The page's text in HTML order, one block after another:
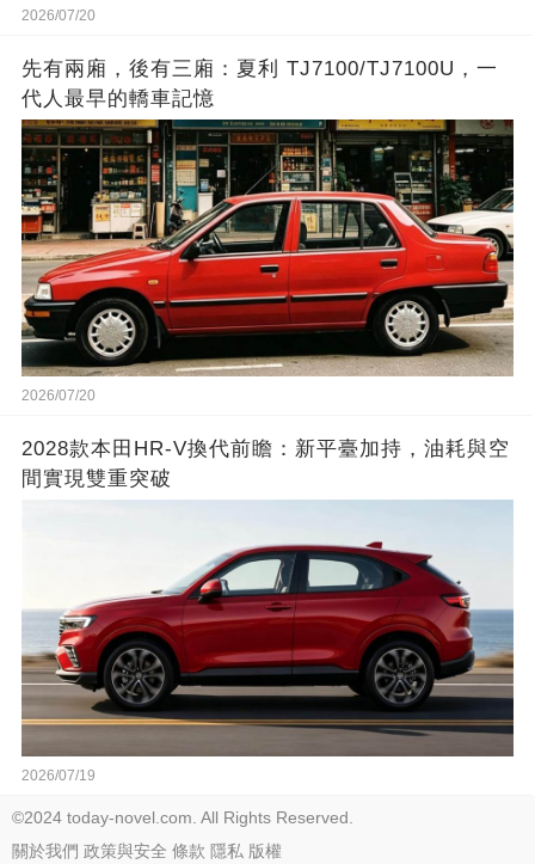
2026/07/20
先有兩廂，後有三廂：夏利 TJ7100/TJ7100U，一
代人最早的轎車記憶
2026/07/20
2028款本田HR-V換代前瞻：新平臺加持，油耗與空
間實現雙重突破
2026/07/19
©2024 today-novel.com. All Rights Reserved.
關於我們 政策與安全 條款 隱私 版權